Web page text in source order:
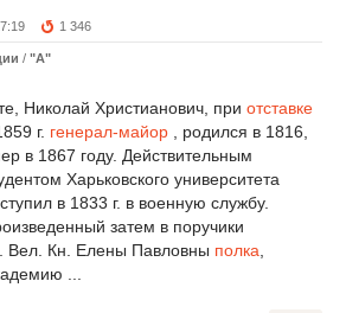
1 346
/ "А"
Николай Христианович, при отставке
г. генерал-майор , родился в 1816,
в 1867 году. Действительным
Харьковского университета
в 1833 г. в военную службу.
затем в поручики
Вел. Кн. Елены Павловны полка,
...